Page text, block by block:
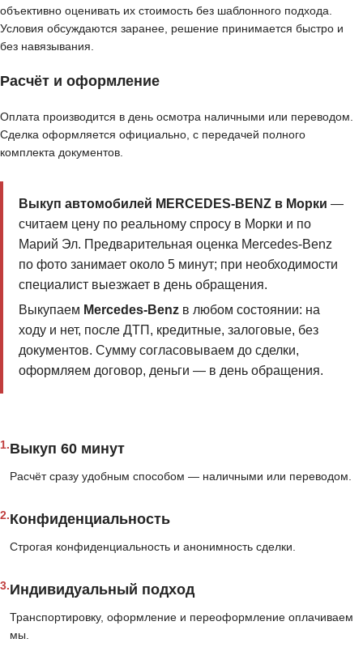
объективно оценивать их стоимость без шаблонного подхода.
Условия обсуждаются заранее, решение принимается быстро и
без навязывания.
Расчёт и оформление
Оплата производится в день осмотра наличными или переводом.
Сделка оформляется официально, с передачей полного
комплекта документов.
Выкуп автомобилей MERCEDES-BENZ в Морки —
считаем цену по реальному спросу в Морки и по
Марий Эл. Предварительная оценка Mercedes-Benz
по фото занимает около 5 минут; при необходимости
специалист выезжает в день обращения.
Выкупаем Mercedes-Benzв любом состоянии: на
ходу и нет, после ДТП, кредитные, залоговые, без
документов. Сумму согласовываем до сделки,
оформляем договор, деньги — в день обращения.
1.Выкуп 60 минут
Расчёт сразу удобным способом — наличными или переводом.
2.Конфиденциальность
Строгая конфиденциальность и анонимность сделки.
3.Индивидуальный подход
Транспортировку, оформление и переоформление оплачиваем
мы.